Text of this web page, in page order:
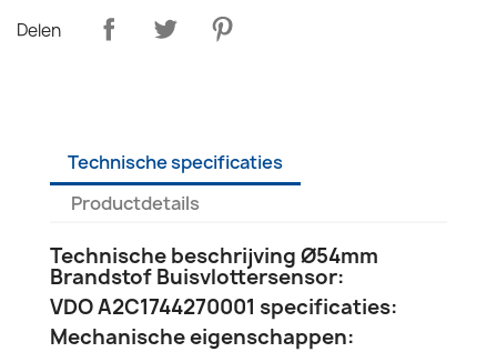
Delen
Technische specificaties
Productdetails
Technische beschrijving Ø54mm
Brandstof Buisvlottersensor:
VDO A2C1744270001 specificaties:
Mechanische eigenschappen: